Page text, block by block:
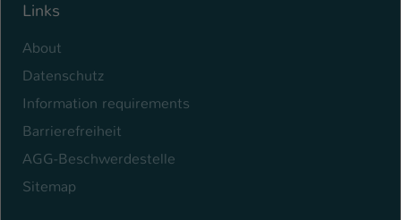
Links
About
Datenschutz
Information requirements
Barrierefreiheit
AGG-Beschwerdestelle
Sitemap